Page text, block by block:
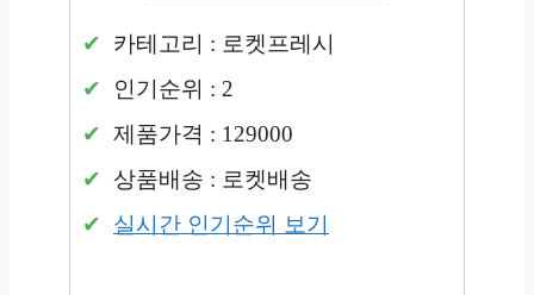
카테고리 : 로켓프레시
인기순위 : 2
제품가격 : 129000
상품배송 : 로켓배송
실시간 인기순위 보기